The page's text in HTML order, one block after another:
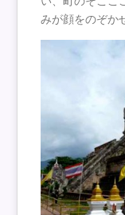
みが顔をのぞか